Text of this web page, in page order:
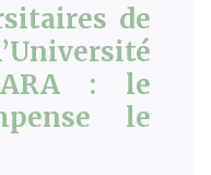
de
: le
le